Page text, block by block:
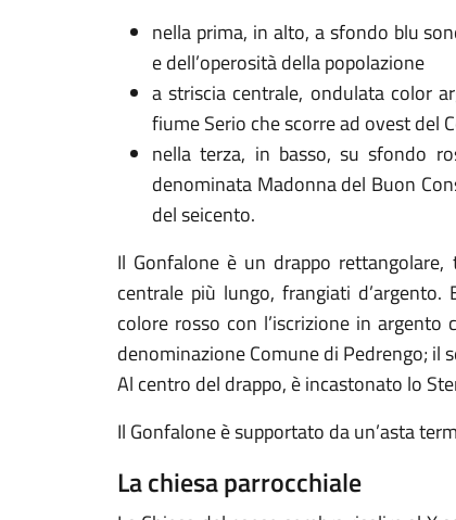
nella prima, in alto, a sfondo blu
e dell’operosità della popolazione
a striscia centrale, ondulata color
fiume Serio che scorre ad ovest del
nella terza, in basso, su sfondo
denominata Madonna del Buon
del seicento.
Il Gonfalone è un drappo
centrale più lungo, frangiati
colore rosso con l’iscrizione in argento
denominazione Comune di Pedrengo; il
Al centro del drappo, è incastonato lo
Il Gonfalone è supportato da un’asta
La chiesa parrocchiale